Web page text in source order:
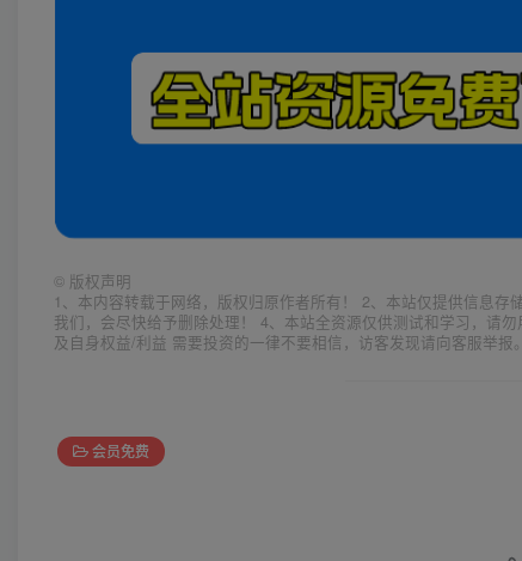
© 版权声明
1、本内容转载于网络，版权归原作者所有！ 2、本站仅提供信息
我们，会尽快给予删除处理！ 4、本站全资源仅供测试和学习，请
及自身权益/利益 需要投资的一律不要相信，访客发现请向客服举
会员免费